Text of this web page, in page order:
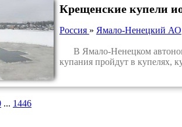
Крещенские купели
Россия » Ямало-Ненецкий АО
В Ямало-Ненецком
купания пройдут в купелях,
... 1446